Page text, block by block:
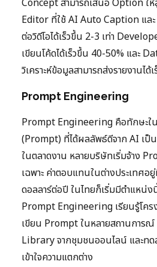
Concept สามารถเสนอ Option ใ
Editor ที่ใช้ AI Auto Caption แล
ต่อวิดีโอได้เร็วขึ้น 2-3 เท่า
เขียนโค้ดได้เร็วขึ้น 40-50% และ
วิเคราะห์ข้อมูลสามารถส่งรายงานได้
Prompt Engineering
Prompt Engineering คือทักษะใ
(Prompt) ที่ได้ผลลัพธ์ดีจาก AI เป็
ในตลาดงาน หลายบริษัทเริ่มจ้าง
เฉพาะ ค่าตอบแทนในต่างประเทศ
ดอลลาร์ต่อปี ในไทยก็เริ่มมีตำแหน่
Prompt Engineering เรียนรู้โค
เขียน Prompt ในหลายสถานการ
Library จากชุมชนออนไลน์ และทด
เข้าใจความแตกต่าง